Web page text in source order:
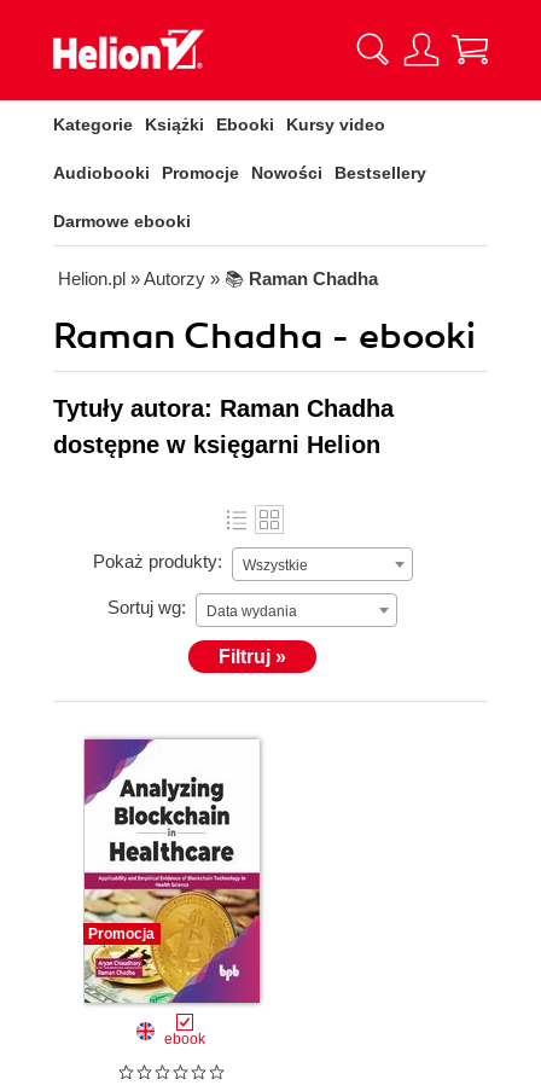
Kategorie Książki Ebooki Kursy video
Audiobooki Promocje Nowości Bestsellery
Darmowe ebooki
Helion.pl » Autorzy » 📚 Raman Chadha
Raman Chadha - ebooki
Tytuły autora: Raman Chadha
dostępne w księgarni Helion
Pokaż produkty: Wszystkie
Sortuj wg: Data wydania
Filtruj »
Promocja
ebook